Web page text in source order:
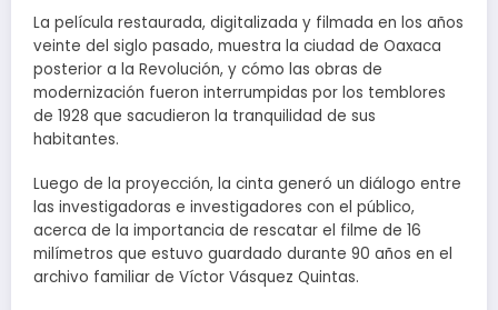
La película restaurada, digitalizada y filmada en los años
veinte del siglo pasado, muestra la ciudad de Oaxaca
posterior a la Revolución, y cómo las obras de
modernización fueron interrumpidas por los temblores
de 1928 que sacudieron la tranquilidad de sus
habitantes.
Luego de la proyección, la cinta generó un diálogo entre
las investigadoras e investigadores con el público,
acerca de la importancia de rescatar el filme de 16
milímetros que estuvo guardado durante 90 años en el
archivo familiar de Víctor Vásquez Quintas.